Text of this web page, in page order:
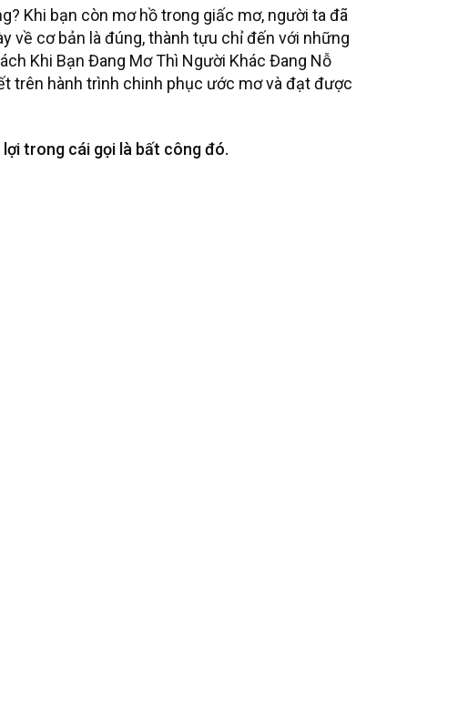
Khi bạn còn mơ hồ trong giấc mơ, người ta đã
về cơ bản là đúng, thành tựu chỉ đến với những
Khi Bạn Đang Mơ Thì Người Khác Đang Nỗ
trên hành trình chinh phục ước mơ và đạt được
trong cái gọi là bất công đó.